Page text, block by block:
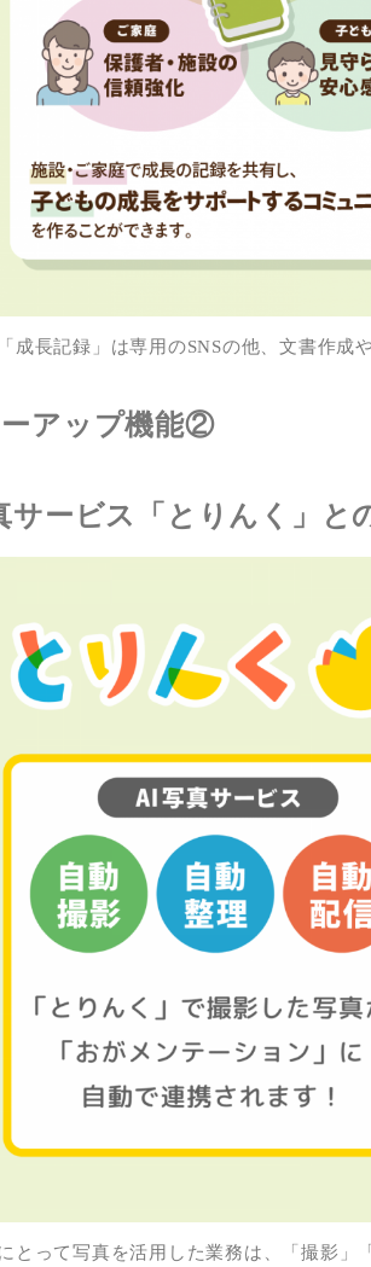
成長記録」は専用のSNSの他、文書作成
アップ機能②
サービス「とりんく」と
とって写真を活用した業務は、「撮影」